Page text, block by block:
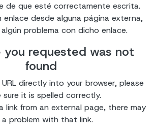
de que esté correctamente escrita.
enlace desde alguna página externa,
problema con dicho enlace.
you requested was not
found
directly into your browser, please
sure it is spelled correctly.
link from an external page, there may
problem with that link.